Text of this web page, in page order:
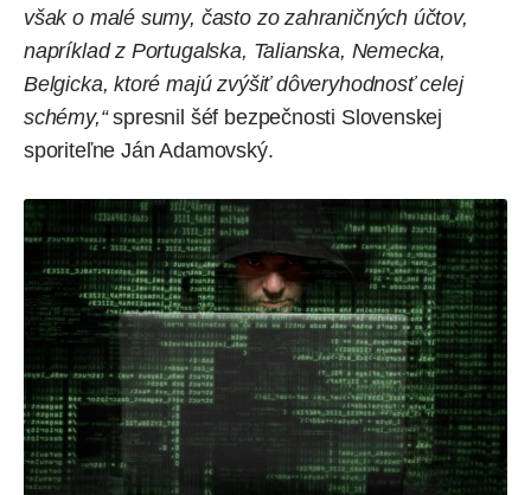
však o malé sumy, často zo zahraničných účtov,
napríklad z Portugalska, Talianska, Nemecka,
Belgicka, ktoré majú zvýšiť dôveryhodnosť celej
schémy,“spresnil šéf bezpečnosti Slovenskej
sporiteľne Ján Adamovský.